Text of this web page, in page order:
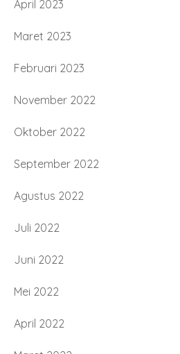
April 2023
Maret 2023
Februari 2023
November 2022
Oktober 2022
September 2022
Agustus 2022
Juli 2022
Juni 2022
Mei 2022
April 2022